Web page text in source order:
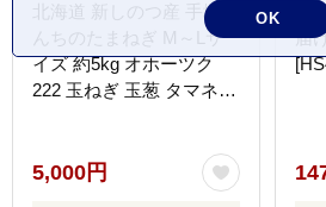
北海道 新しのつ産 手塚さ
んちのたまねぎ M～Lサ
イズ 約5kg オホーツク
222 玉ねぎ 玉葱 タマネギ
ずしい シャキシャキ 甘い
北海道産 産直 長期保存
5,000円
届
OK